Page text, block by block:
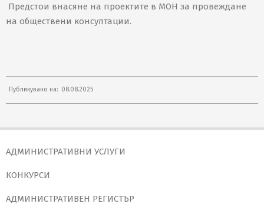
Предстои внасяне на проектите в МОН за провеждане
на обществени консултации.
Публикувано на: 08.08.2025
АДМИНИСТРАТИВНИ УСЛУГИ
КОНКУРСИ
АДМИНИСТРАТИВЕН РЕГИСТЪР